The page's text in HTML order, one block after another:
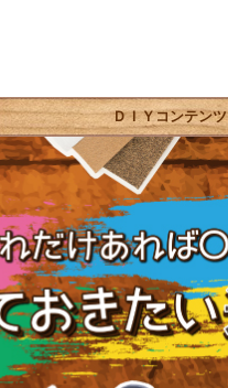
ＤＩＹコンテンツ